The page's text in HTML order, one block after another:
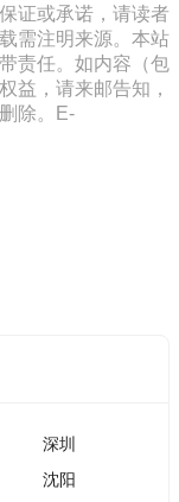
证或承诺，请读者
需注明来源。本站
责任。如内容（包
益，请来邮告知，
除。E-
深圳
沈阳